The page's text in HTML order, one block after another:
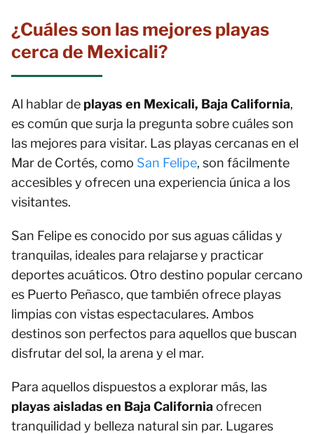
¿Cuáles son las mejores playas
cerca de Mexicali?
Al hablar de playas en Mexicali, Baja California,
es común que surja la pregunta sobre cuáles son
las mejores para visitar. Las playas cercanas en el
Mar de Cortés, como San Felipe, son fácilmente
accesibles y ofrecen una experiencia única a los
visitantes.
San Felipe es conocido por sus aguas cálidas y
tranquilas, ideales para relajarse y practicar
deportes acuáticos. Otro destino popular cercano
es Puerto Peñasco, que también ofrece playas
limpias con vistas espectaculares. Ambos
destinos son perfectos para aquellos que buscan
disfrutar del sol, la arena y el mar.
Para aquellos dispuestos a explorar más, las
playas aisladas en Baja Californiaofrecen
tranquilidad y belleza natural sin par. Lugares